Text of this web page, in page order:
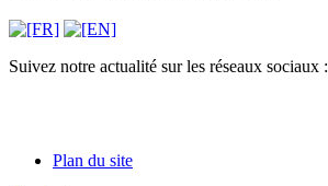
Suivez notre actualité sur les réseaux sociaux :
Plan du site